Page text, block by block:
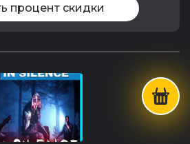
процент скидки